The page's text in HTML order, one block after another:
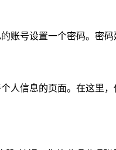
账号设置一个密码。密
人信息的页面。在这里